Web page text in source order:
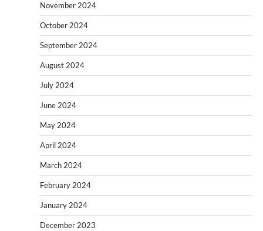
November 2024
October 2024
September 2024
August 2024
July 2024
June 2024
May 2024
April 2024
March 2024
February 2024
January 2024
December 2023